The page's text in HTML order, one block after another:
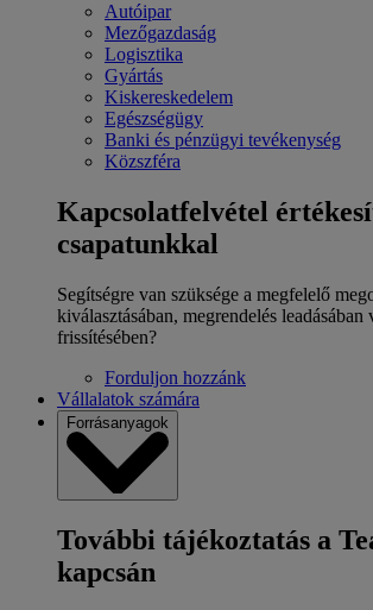
Autóipar
Mezőgazdaság
Logisztika
Gyártás
Kiskereskedelem
Egészségügy
Banki és pénzügyi tevékenység
Közszféra
Kapcsolatfelvétel
csapatunkkal
Segítségre van szüksége a megfelelő
kiválasztásában, megrendelés
frissítésében?
Forduljon hozzánk
Vállalatok számára
Forrásanyagok
További tájékoztatás a
kapcsán